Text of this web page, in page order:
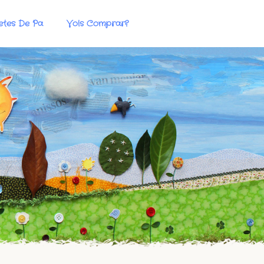
De Pa Vols Comprar?